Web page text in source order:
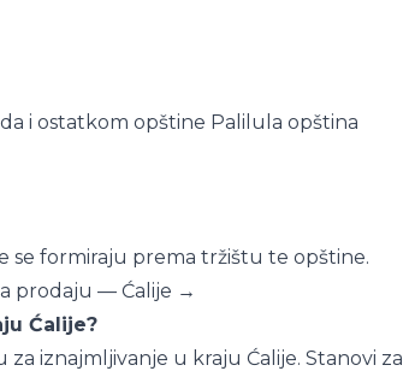
i ostatkom opštine Palilula opština
se formiraju prema tržištu te opštine.
prodaju — Ćalije →
Ćalije?
iznajmljivanje u kraju Ćalije. Stanovi za